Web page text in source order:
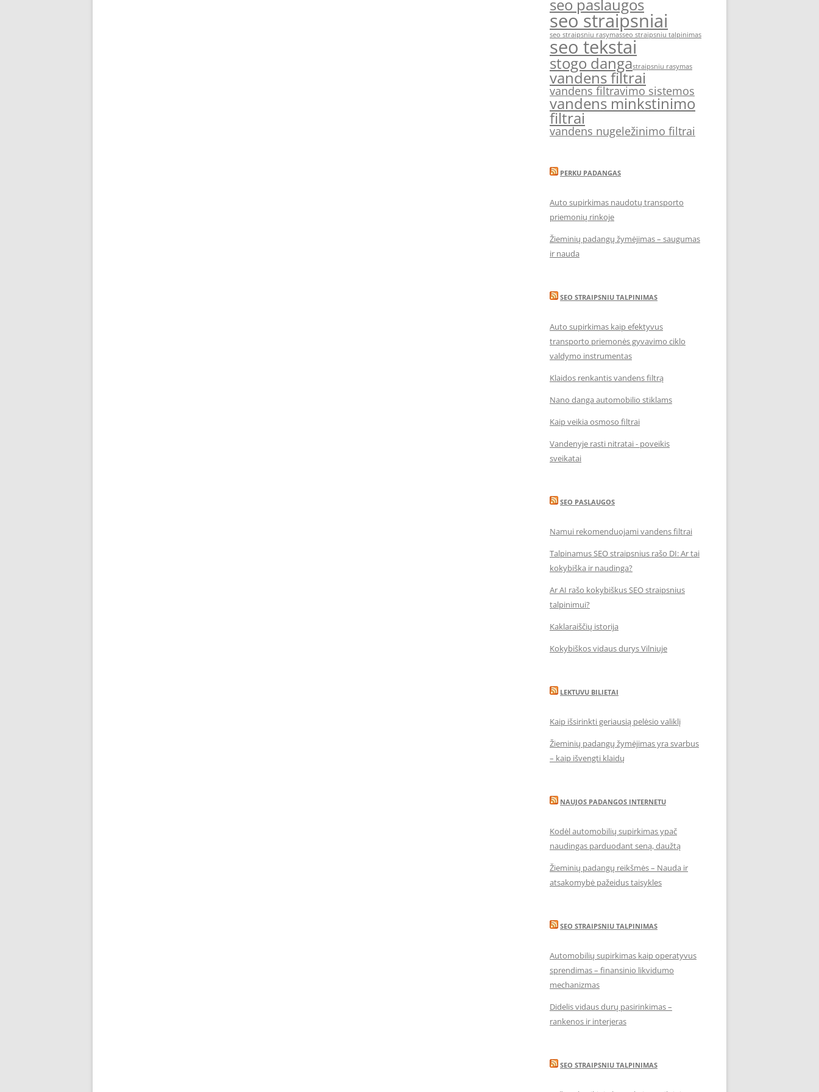
seo paslaugos
seo straipsniai
seo straipsniu rasymasseo straipsniu talpinimas
seo tekstai
stogo dangastraipsniu rasymas
vandens filtrai
vandens filtravimo sistemos
vandens minkstinimo
filtrai
vandens nugeležinimo filtrai
PERKU PADANGAS
Auto supirkimas naudotų transporto
priemonių rinkoje
Žieminių padangų žymėjimas – saugumas
ir nauda
SEO STRAIPSNIU TALPINIMAS
Auto supirkimas kaip efektyvus
transporto priemonės gyvavimo ciklo
valdymo instrumentas
Klaidos renkantis vandens filtrą
Nano danga automobilio stiklams
Kaip veikia osmoso filtrai
Vandenyje rasti nitratai - poveikis
sveikatai
SEO PASLAUGOS
Namui rekomenduojami vandens filtrai
Talpinamus SEO straipsnius rašo DI: Ar tai
kokybiška ir naudinga?
Ar AI rašo kokybiškus SEO straipsnius
talpinimui?
Kaklaraiščių istorija
Kokybiškos vidaus durys Vilniuje
LEKTUVU BILIETAI
Kaip išsirinkti geriausią pelėsio valiklį
Žieminių padangų žymėjimas yra svarbus
– kaip išvengti klaidų
NAUJOS PADANGOS INTERNETU
Kodėl automobilių supirkimas ypač
naudingas parduodant seną, daužtą
Žieminių padangų reikšmės – Nauda ir
atsakomybė pažeidus taisykles
SEO STRAIPSNIU TALPINIMAS
Automobilių supirkimas kaip operatyvus
sprendimas – finansinio likvidumo
mechanizmas
Didelis vidaus durų pasirinkimas –
rankenos ir interjeras
SEO STRAIPSNIU TALPINIMAS